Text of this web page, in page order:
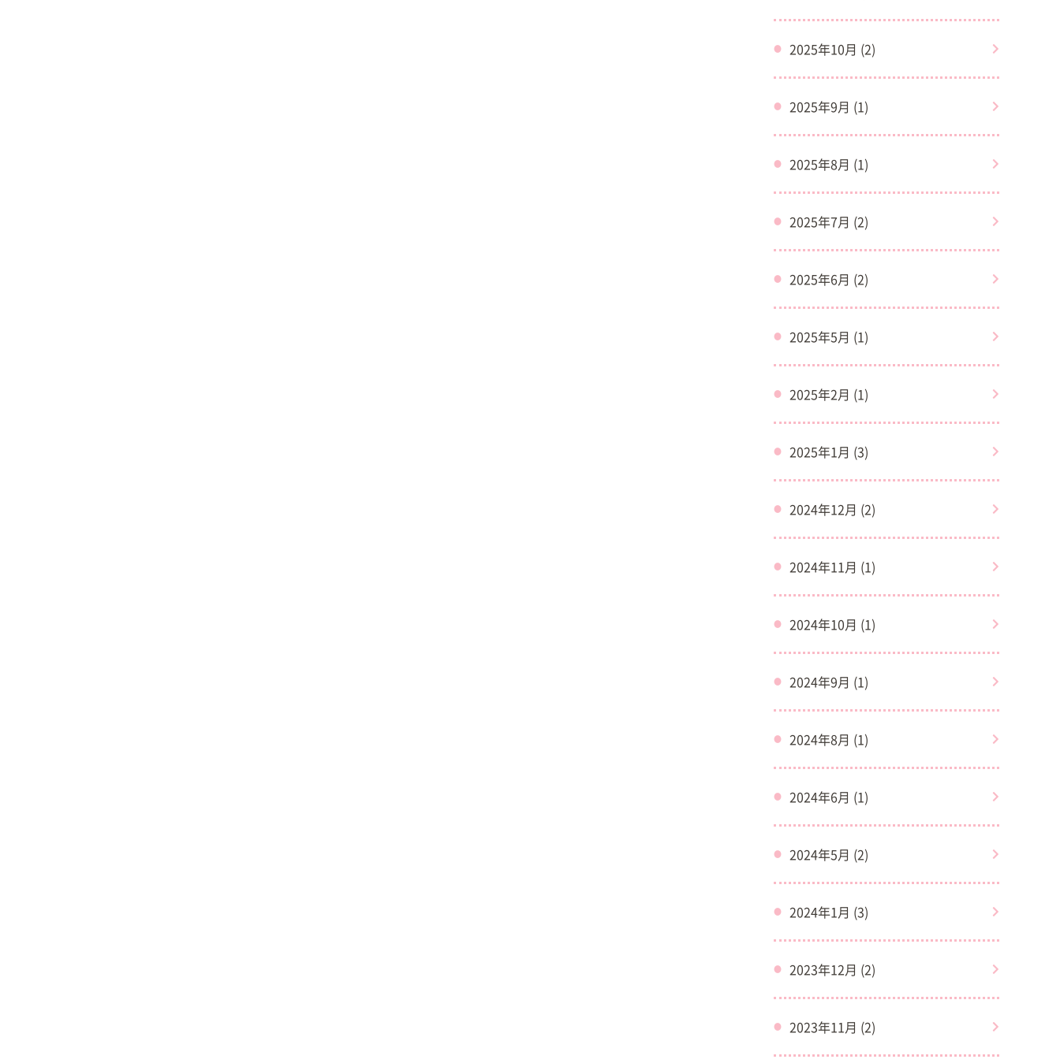
2025年10月 (2)
2025年9月 (1)
2025年8月 (1)
2025年7月 (2)
2025年6月 (2)
2025年5月 (1)
2025年2月 (1)
2025年1月 (3)
2024年12月 (2)
2024年11月 (1)
2024年10月 (1)
2024年9月 (1)
2024年8月 (1)
2024年6月 (1)
2024年5月 (2)
2024年1月 (3)
2023年12月 (2)
2023年11月 (2)